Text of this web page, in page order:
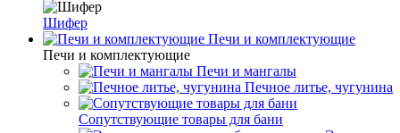
Шифер
Печи и комплектующие
Печи и комплектующие
Печи и мангалы
Печное литье, чугунина
Сопутствующие товары для бани